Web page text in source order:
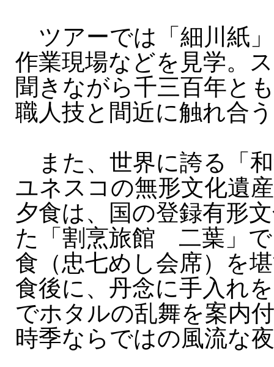
ツアーでは「細川紙
作業現場などを見学。
聞きながら千三百年と
職人技と間近に触れ合
また、世界に誇る「
ユネスコの無形文化遺
夕食は、国の登録有形
た「割烹旅館 二葉」
食（忠七めし会席）を
食後に、丹念に手入れ
でホタルの乱舞を案内
時季ならではの風流な